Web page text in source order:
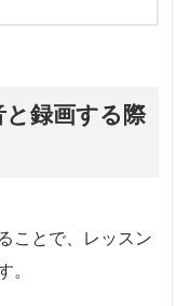
録画する際
ことで、レッスン
。